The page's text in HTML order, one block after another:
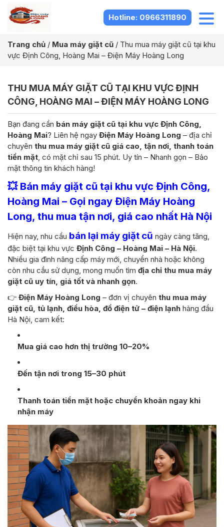
Hotline: 0966311890
Trang chủ / Mua máy giặt cũ / Thu mua máy giặt cũ tại khu
vực Định Công, Hoàng Mai – Điện Máy Hoàng Long
THU MUA MÁY GIẶT CŨ TẠI KHU VỰC ĐỊNH
CÔNG, HOÀNG MAI – ĐIỆN MÁY HOÀNG LONG
Bạn đang cần bán máy giặt cũ tại khu vực Định Công,
Hoàng Mai? Liên hệ ngay Điện Máy Hoàng Long – địa chỉ
chuyên thu mua máy giặt cũ giá cao, tận nơi, thanh toán
tiền mặt, có mặt chỉ sau 15 phút. Uy tín – Nhanh gọn – Bảo
mật thông tin khách hàng!
💥 Bán máy giặt cũ tại khu vực Định Công,
Hoàng Mai – Gọi ngay Điện Máy Hoàng
Long, thu mua tận nơi, giá cao nhất Hà Nội
Hiện nay, nhu cầu bán lại máy giặt cũ ngày càng tăng,
đặc biệt tại khu vực Định Công – Hoàng Mai – Hà Nội.
Nhiều gia đình nâng cấp máy mới, chuyển nhà hoặc không
còn nhu cầu sử dụng, mong muốn tìm địa chỉ thu mua máy
giặt cũ uy tín, giá tốt và nhanh gọn.
👉 Điện Máy Hoàng Long – đơn vị chuyên thu mua máy
giặt cũ, tủ lạnh, điều hòa, đồ điện tử – điện lạnh hàng đầu
Hà Nội, cam kết:
Mua giá cao hơn thị trường 10–20%
Đến tận nơi trong 15–30 phút
Thanh toán tiền mặt hoặc chuyển khoản ngay khi
nhận máy